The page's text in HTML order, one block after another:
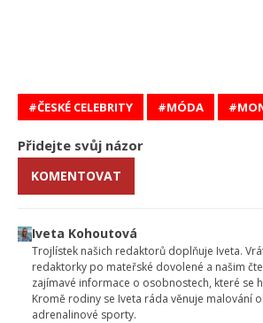
ČESKÉ CELEBRITY MÓDA
Přidejte svůj názor
KOMENTOVAT
Iveta Kohoutová
Trojlístek našich redaktorů doplňuje Iveta.
redaktorky po mateřské dovolené a našim
zajímavé informace o osobnostech, které se
Kromě rodiny se Iveta ráda věnuje malování
adrenalinové sporty.